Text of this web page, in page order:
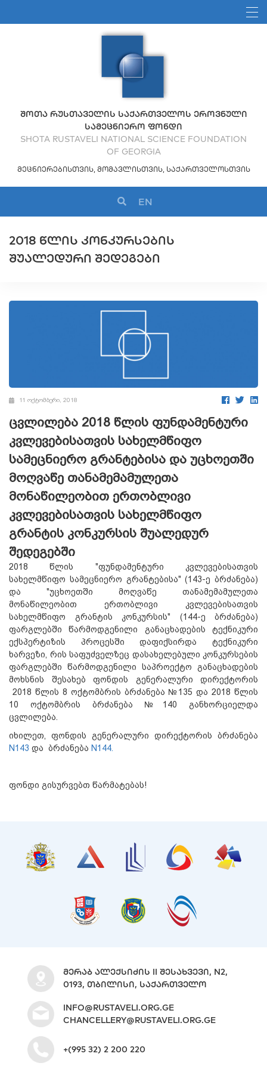
ᲨᲝᲗᲐ ᲠᲣᲡᲗᲐᲕᲔᲚᲘᲡ ᲡᲐᲥᲐᲠᲗᲕᲔᲚᲝᲡ ᲔᲠᲝᲕᲜᲣᲚᲘ
ᲡᲐᲛᲔᲪᲜᲘᲔᲠᲝ ᲤᲝᲜᲓᲘ
SHOTA RUSTAVELI NATIONAL SCIENCE FOUNDATION
OF GEORGIA
ᲛᲔᲪᲜᲘᲔᲠᲔᲑᲘᲡᲗᲕᲘᲡ, ᲛᲝᲛᲐᲕᲚᲘᲡᲗᲕᲘᲡ, ᲡᲐᲥᲐᲠᲗᲕᲔᲚᲝᲡᲗᲕᲘᲡ
EN
2018 ᲬᲚᲘᲡ ᲙᲝᲜᲙᲣᲠᲡᲔᲑᲘᲡ
ᲨᲣᲐᲚᲔᲓᲣᲠᲘ ᲨᲔᲓᲔᲒᲔᲑᲘ
11 ოქტომბერი, 2018
ცვლილება 2018 წლის ფუნდამენტური
კვლევებისათვის სახელმწიფო
სამეცნიერო გრანტებისა და უცხოეთში
მოღვაწე თანამემამულეთა
მონაწილეობით ერთობლივი
კვლევებისათვის სახელმწიფო
გრანტის კონკურსის შუალედურ
შედეგებში
2018 წლის "ფუნდამენტური კვლევებისათვის
სახელმწიფო სამეცნიერო გრანტებისა" (143-ე ბრძანება)
და "უცხოეთში მოღვაწე თანამემამულეთა
მონაწილეობით ერთობლივი კვლევებისათვის
სახელმწიფო გრანტის კონკურსის" (144-ე ბრძანება)
ფარგლებში წარმოდგენილი განაცხადების ტექნიკური
ექსპერტიზის პროცესში დაფიქსირდა ტექნიკური
ხარვეზი, რის საფუძველზეც დასახელებული კონკურსების
ფარგლებში წარმოდგენილი საპროექტო განაცხადების
მოხსნის შესახებ ფონდის გენერალური დირექტორის
2018 წლის 8 ოქტომბრის ბრძანება №135 და 2018 წლის
10 ოქტომბრის ბრძანება №140 განხორციელდა
ცვლილება.
იხილეთ, ფონდის გენერალური დირექტორის ბრძანება
N143 და ბრძანება N144.
ფონდი გისურვებთ წარმატებას!
ᲛᲔᲠᲐᲑ ᲐᲚᲔᲥᲡᲘᲫᲘᲡ II ᲨᲔᲡᲐᲮᲕᲔᲕᲘ, N2,
0193, ᲗᲑᲘᲚᲘᲡᲘ, ᲡᲐᲥᲐᲠᲗᲕᲔᲚᲝ
INFO@RUSTAVELI.ORG.GE
CHANCELLERY@RUSTAVELI.ORG.GE
+(995 32) 2 200 220